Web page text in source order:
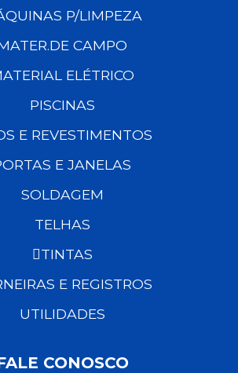
P/LIMPEZA
CAMPO
ELÉTRICO
PISCINAS
E REVESTIMENTOS
E JANELAS
SOLDAGEM
TELHAS
TINTAS
E REGISTROS
UTILIDADES
CONOSCO